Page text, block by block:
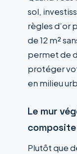
sol,
règles d’or
de 12 m²
permet de
protéger
en milieu
Le mur
composite
Plutôt que